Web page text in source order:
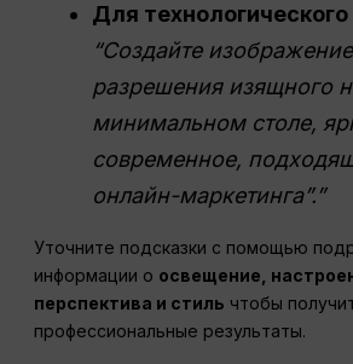
Для
“Создайте
разрешения изящного
минимальном столе,
современное,
онлайн-маркетинга”.”
Уточните подсказки с помощью
информации о освещение,
перспектива и стиль чтобы
профессиональные результаты.